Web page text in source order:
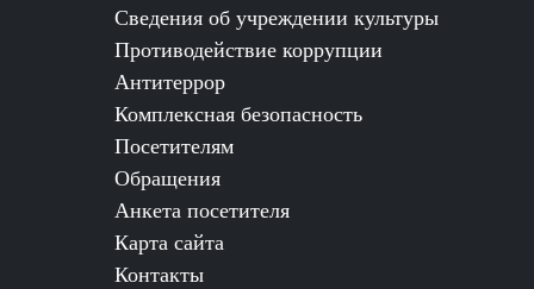
Сведения об учреждении культуры
Противодействие коррупции
Антитеррор
Комплексная безопасность
Посетителям
Обращения
Анкета посетителя
Карта сайта
Контакты